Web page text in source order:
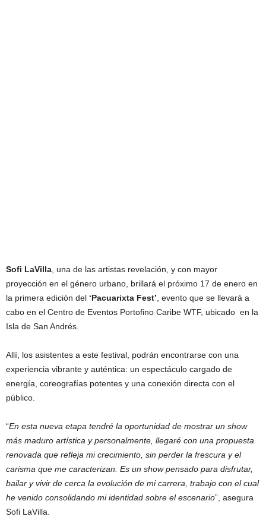
Sofi LaVilla , una de las artistas revelación, y con mayor
proyección en el género urbano, brillará el próximo 17 de enero en
la primera edición del ‘Pacuarixta Fest’ , evento que se llevará a
cabo en el Centro de Eventos Portofino Caribe WTF, ubicado en la
Isla de San Andrés.
Allí, los asistentes a este festival, podrán encontrarse con una
experiencia vibrante y auténtica: un espectáculo cargado de
energía, coreografías potentes y una conexión directa con el
público.
“En esta nueva etapa tendré la oportunidad de mostrar un show
más maduro artística y personalmente, llegaré con una propuesta
renovada que refleja mi crecimiento, sin perder la frescura y el
carisma que me caracterizan. Es un show pensado para disfrutar,
bailar y vivir de cerca la evolución de mi carrera, trabajo con el cual
he venido consolidando mi identidad sobre el escenario”, asegura
Sofi LaVilla.